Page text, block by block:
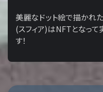
美麗なドット絵で描かれ
(スフィア)はNFTとなって
す！